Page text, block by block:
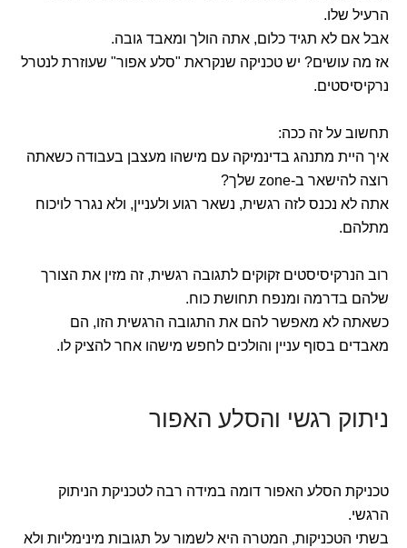
הרעיל שלו.
אבל אם לא תגיד כלום, אתה הולך ומאבד גובה.
אז מה עושים? יש טכניקה שנקראת "סלע אפור" שעוזרת לנטרל
נרקיסיסטים.
תחשוב על זה ככה:
איך היית מתנהג בדינמיקה עם מישהו מעצבן בעבודה כשאתה
רוצה להישאר ב-zone שלך?
אתה לא נכנס לזה רגשית, נשאר רגוע ולעניין, ולא נגרר לויכוח
מתלהם.
רוב הנרקיסיסטים זקוקים לתגובה רגשית, זה מזין את הצורך
שלהם בדרמה ומנפח תחושת כוח.
כשאתה לא מאפשר להם את התגובה הרגשית הזו, הם
מאבדים בסוף עניין והולכים לחפש מישהו אחר להציק לו.
ניתוק רגשי והסלע האפור
טכניקת הסלע האפור דומה במידה רבה לטכניקת הניתוק
הרגשי.
בשתי הטכניקות, המטרה היא לשמור על תגובות מינימליות ולא